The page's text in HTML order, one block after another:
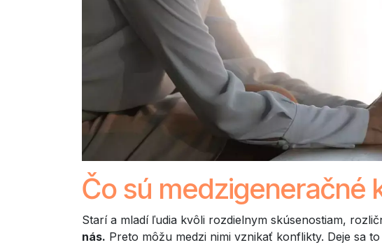
Čo sú medzigeneračné
Starí a mladí ľudia kvôli rozdielnym skúsenostiam,
nás. Preto môžu medzi nimi vznikať konflikty. Deje sa